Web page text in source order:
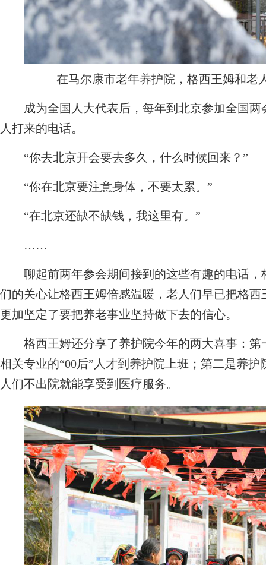
在马尔康市老年养护院，格西王姆和老
成为全国人大代表后，每年到北京参加全国两
人打来的电话。
“你去北京开会要去多久，什么时候回来？”
“你在北京要注意身体，不要太累。”
“在北京还缺不缺钱，我这里有。”
……
聊起前两年参会期间接到的这些有趣的电话，
们的关心让格西王姆倍感温暖，老人们早已把格
更加坚定了要把养老事业坚持做下去的信心。
格西王姆还分享了养护院今年的两大喜事：第
相关专业的“00后”人才到养护院上班；第二是养
人们不出院就能享受到医疗服务。